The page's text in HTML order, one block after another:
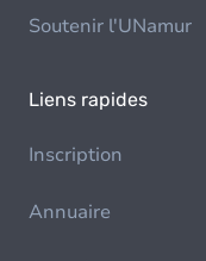
Soutenir l'UNamur
Liens rapides
Inscription
Annuaire